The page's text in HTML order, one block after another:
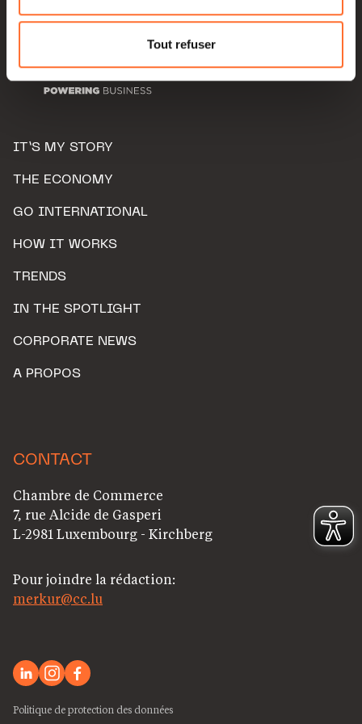
Pour de plus amples informations sur la manière dont
nous utilisons lescookies et sommes amenés à traiter
Charte d’usage des cookieset notrePolitique de
Tout refuser
IT’S MY STORY
THE ECONOMY
GO INTERNATIONAL
HOW IT WORKS
TRENDS
IN THE SPOTLIGHT
CORPORATE NEWS
A PROPOS
CONTACT
Chambre de Commerce
7, rue Alcide de Gasperi
L-2981 Luxembourg - Kirchberg
Pour joindre la rédaction:
merkur@cc.lu
Politique de protection des données